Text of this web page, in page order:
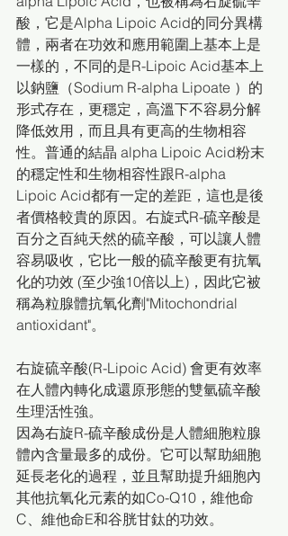
酸，它是Alpha Lipoic Acid的同分異構
體，兩者在功效和應用範圍上基本上是
一樣的，不同的是R-Lipoic Acid基本上
以鈉鹽（Sodium R-alpha Lipoate ）的
形式存在，更穩定，高溫下不容易分解
降低效用，而且具有更高的生物相容
性。普通的結晶 alpha Lipoic Acid粉末
的穩定性和生物相容性跟R-alpha
Lipoic Acid都有一定的差距，這也是後
者價格較貴的原因。右旋式R-硫辛酸是
百分之百純天然的硫辛酸，可以讓人體
容易吸收，它比一般的硫辛酸更有抗氧
化的功效 (至少強10倍以上)，因此它被
稱為粒腺體抗氧化劑"Mitochondrial
antioxidant"。
右旋硫辛酸(R-Lipoic Acid) 會更有效率
在人體內轉化成還原形態的雙氫硫辛酸
生理活性強。
因為右旋R-硫辛酸成份是人體細胞粒腺
體內含量最多的成份。它可以幫助細胞
延長老化的過程，並且幫助提升細胞內
其他抗氧化元素的如Co-Q10，維他命
C、維他命E和谷胱甘鈦的功效。